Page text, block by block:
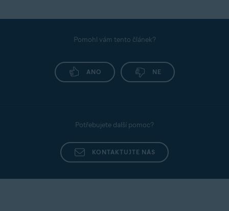
Pomohl vám tento článek?
ANO NE
Potřebujete další pomoc?
KONTAKTUJTE NÁS